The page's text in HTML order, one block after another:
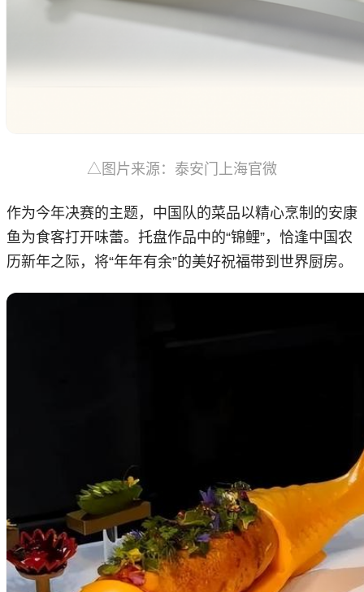
△图片来源：泰安门上海官微
作为今年决赛的主题，中国队的菜品以精心烹制的安康
鱼为食客打开味蕾。托盘作品中的“锦鲤”，恰逢中国农
历新年之际，将“年年有余”的美好祝福带到世界厨房。